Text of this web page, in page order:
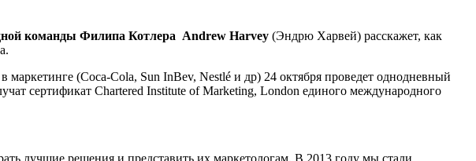
команды Филипа Котлера Andrew Harvey (Эндрю Харвей) расскажет, как
маркетинге (Coca-Cola, Sun InBev, Nestlé и др) 24 октября проведет однодневный
сертификат Chartered Institute of Marketing, London единого международного